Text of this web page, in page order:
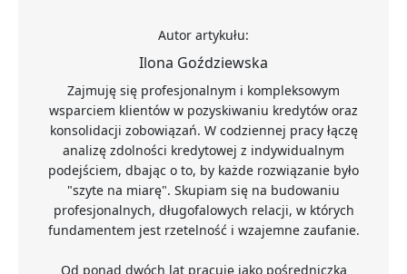
Autor artykułu:
Ilona Goździewska
Zajmuję się profesjonalnym i kompleksowym
wsparciem klientów w pozyskiwaniu kredytów oraz
konsolidacji zobowiązań. W codziennej pracy łączę
analizę zdolności kredytowej z indywidualnym
podejściem, dbając o to, by każde rozwiązanie było
"szyte na miarę". Skupiam się na budowaniu
profesjonalnych, długofalowych relacji, w których
fundamentem jest rzetelność i wzajemne zaufanie.
Od ponad dwóch lat pracuję jako pośredniczka